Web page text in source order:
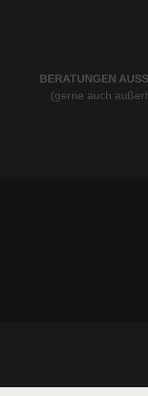
BERATUNGEN
(gerne auch